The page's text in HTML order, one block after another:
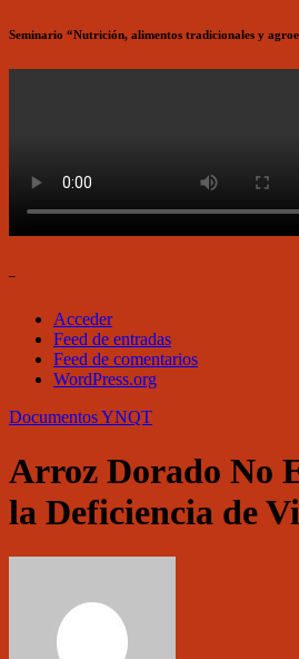
Seminario “Nutrición, alimentos tradicionales y
–
Acceder
Feed de entradas
Feed de comentarios
WordPress.org
DocumentosYNQT
Arroz Dorado No
la Deficiencia de